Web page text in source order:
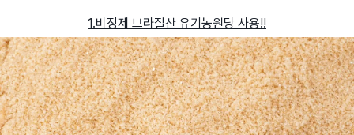
1.비정제 브라질산 유기농원당 사용!!